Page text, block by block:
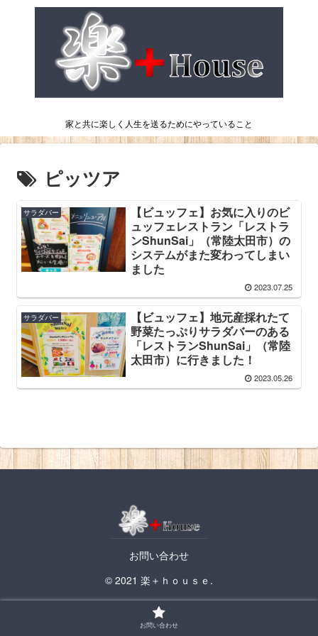
家と共に楽しく人生を送るためにやっていること
ピッツア
サラダバー
【ビュッフェ】お気に入りのビ
ュッフェレストラン「レストラ
ンShunSai」（常陸太田市）の
システムがまた変わってしまい
ました
2023.07.25
サラダバー
【ビュッフェ】地元産採れたて
野菜たっぷりサラダバーのある
「レストランShunSai」（常陸
太田市）に行きました！
2023.05.26
お問い合わせ
© 2021 楽＋ｈｏｕｓｅ.
お問い合わせ